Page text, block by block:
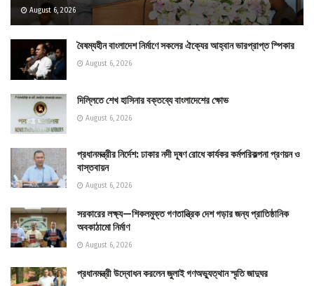
August 6, 2026
বৈষম্যহীন বাংলাদেশ নির্মাণে সকলের ঐক্যের আহ্বান ভারপ্রাপ্ত স্পিকার
August 6, 2026
দিল্লিতে শেখ হাসিনার বক্তব্যে বাংলাদেশের ক্ষোভ
August 6, 2026
প্রধানমন্ত্রীর নির্দেশ: ঢাকার নদী দূষণ রোধে কার্যকর কর্মপরিকল্পনা প্রণয়ন ও
বাস্তবায়ন
August 6, 2026
সরকারের লক্ষ্য—শিকলমুক্ত গণতান্ত্রিক দেশ গড়ার জন্য প্রাতিষ্ঠানিক
অবকাঠামো নির্মাণ
August 6, 2026
প্রধানমন্ত্রী উদ্বোধন করলেন জুলাই গণঅভ্যুত্থান স্মৃতি জাদুঘর